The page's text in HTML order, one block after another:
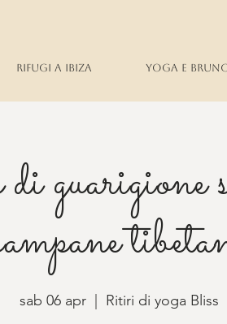
Rifugi a Ibiza Yoga e
guarigione
sab 06 apr
  |
Ritiri di yoga Bliss